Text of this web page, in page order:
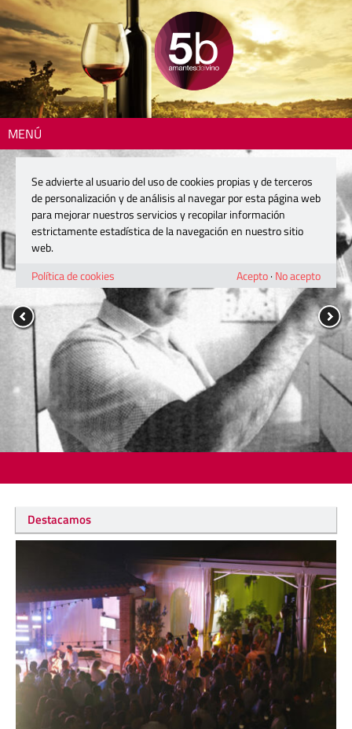
MENÚ
Destacamos
Se advierte al usuario del uso de cookies propias y de terceros
de personalización y de análisis al navegar por esta página web
para mejorar nuestros servicios y recopilar información
estrictamente estadística de la navegación en nuestro sitio
web.
Política de cookies
Acepto· No acepto